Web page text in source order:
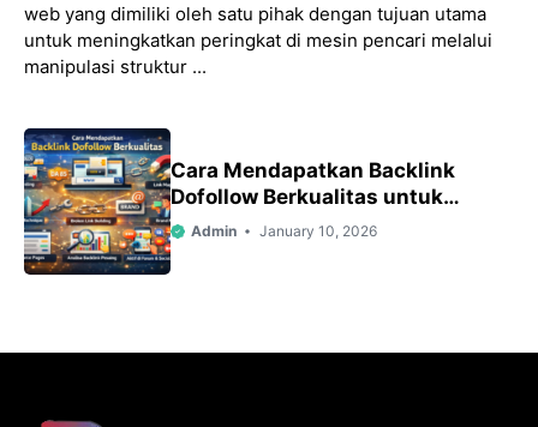
web yang dimiliki oleh satu pihak dengan tujuan utama
untuk meningkatkan peringkat di mesin pencari melalui
manipulasi struktur ...
Cara Mendapatkan Backlink
Dofollow Berkualitas untuk
Meningkatkan SEO Website
Admin January 10, 2026